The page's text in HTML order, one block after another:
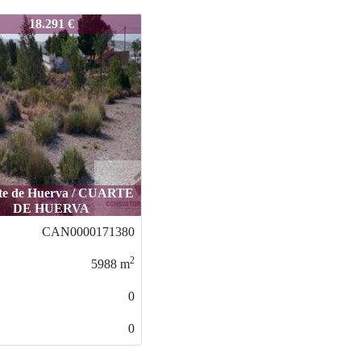
18.375 €
La Muela / LA MUELA
ALI-2200010014
8500